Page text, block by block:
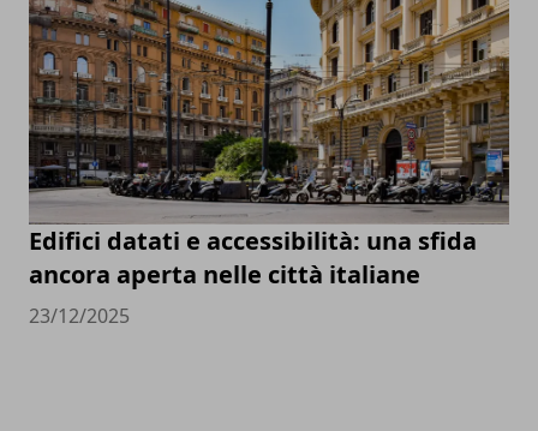
Edifici datati e accessibilità: una sfida
ancora aperta nelle città italiane
23/12/2025